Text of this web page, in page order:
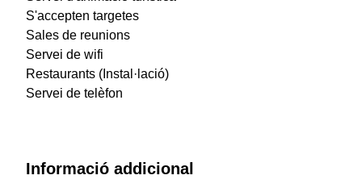
S'accepten targetes
Sales de reunions
Servei de wifi
Restaurants (Instal·lació)
Servei de telèfon
Informació addicional